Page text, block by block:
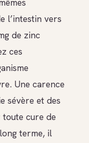
l’intestin vers
de zinc
ces
Une carence
sévère et des
toute cure de
terme, il